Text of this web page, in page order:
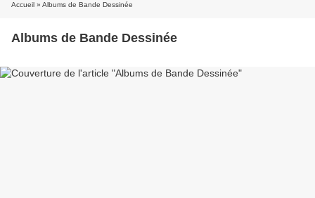
Accueil » Albums de Bande Dessinée
Albums de Bande Dessinée